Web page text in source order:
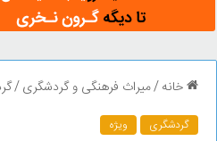
خانه/میراث فرهنگی و گردشگری/
گردشگری ویژه